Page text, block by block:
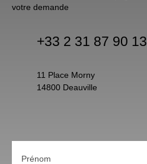
votre demande
+33 2 31 87 90 13
11 Place Morny
14800 Deauville
Prénom